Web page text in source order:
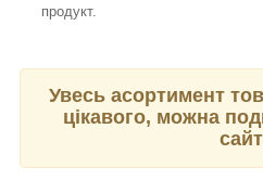
продукт.
Увесь асортимент
цікавого, можна